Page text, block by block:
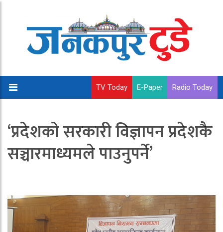
TV Today E-Paper Radio Today
‘प्रदेशको सरकारी विज्ञापन प्रदेशकै
सञ्चारमाध्यमले पाउनुपर्ने’